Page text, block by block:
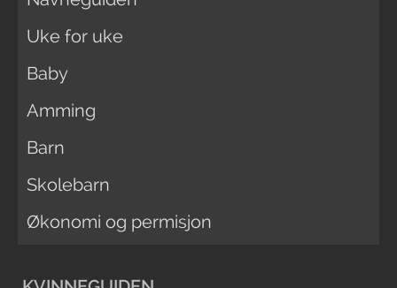
Uke for uke
Baby
Amming
Barn
Skolebarn
Økonomi og permisjon